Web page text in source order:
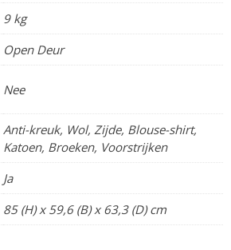
9 kg
Open Deur
Nee
Anti-kreuk, Wol, Zijde, Blouse-shirt,
Katoen, Broeken, Voorstrijken
Ja
85 (H) x 59,6 (B) x 63,3 (D) cm